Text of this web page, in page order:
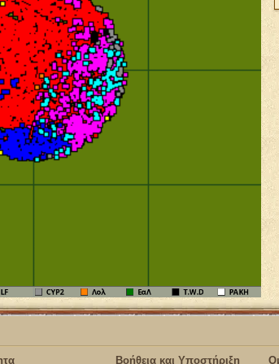
Βοήθεια και Υποστήριξη